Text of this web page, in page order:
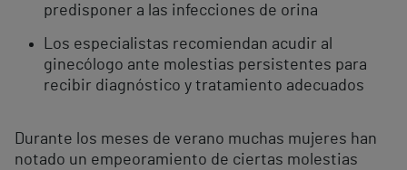
predisponer a las infecciones de orina
Los especialistas recomiendan acudir al
ginecólogo ante molestias persistentes para
recibir diagnóstico y tratamiento adecuados
Durante los meses de verano muchas mujeres han
notado un empeoramiento de ciertas molestias